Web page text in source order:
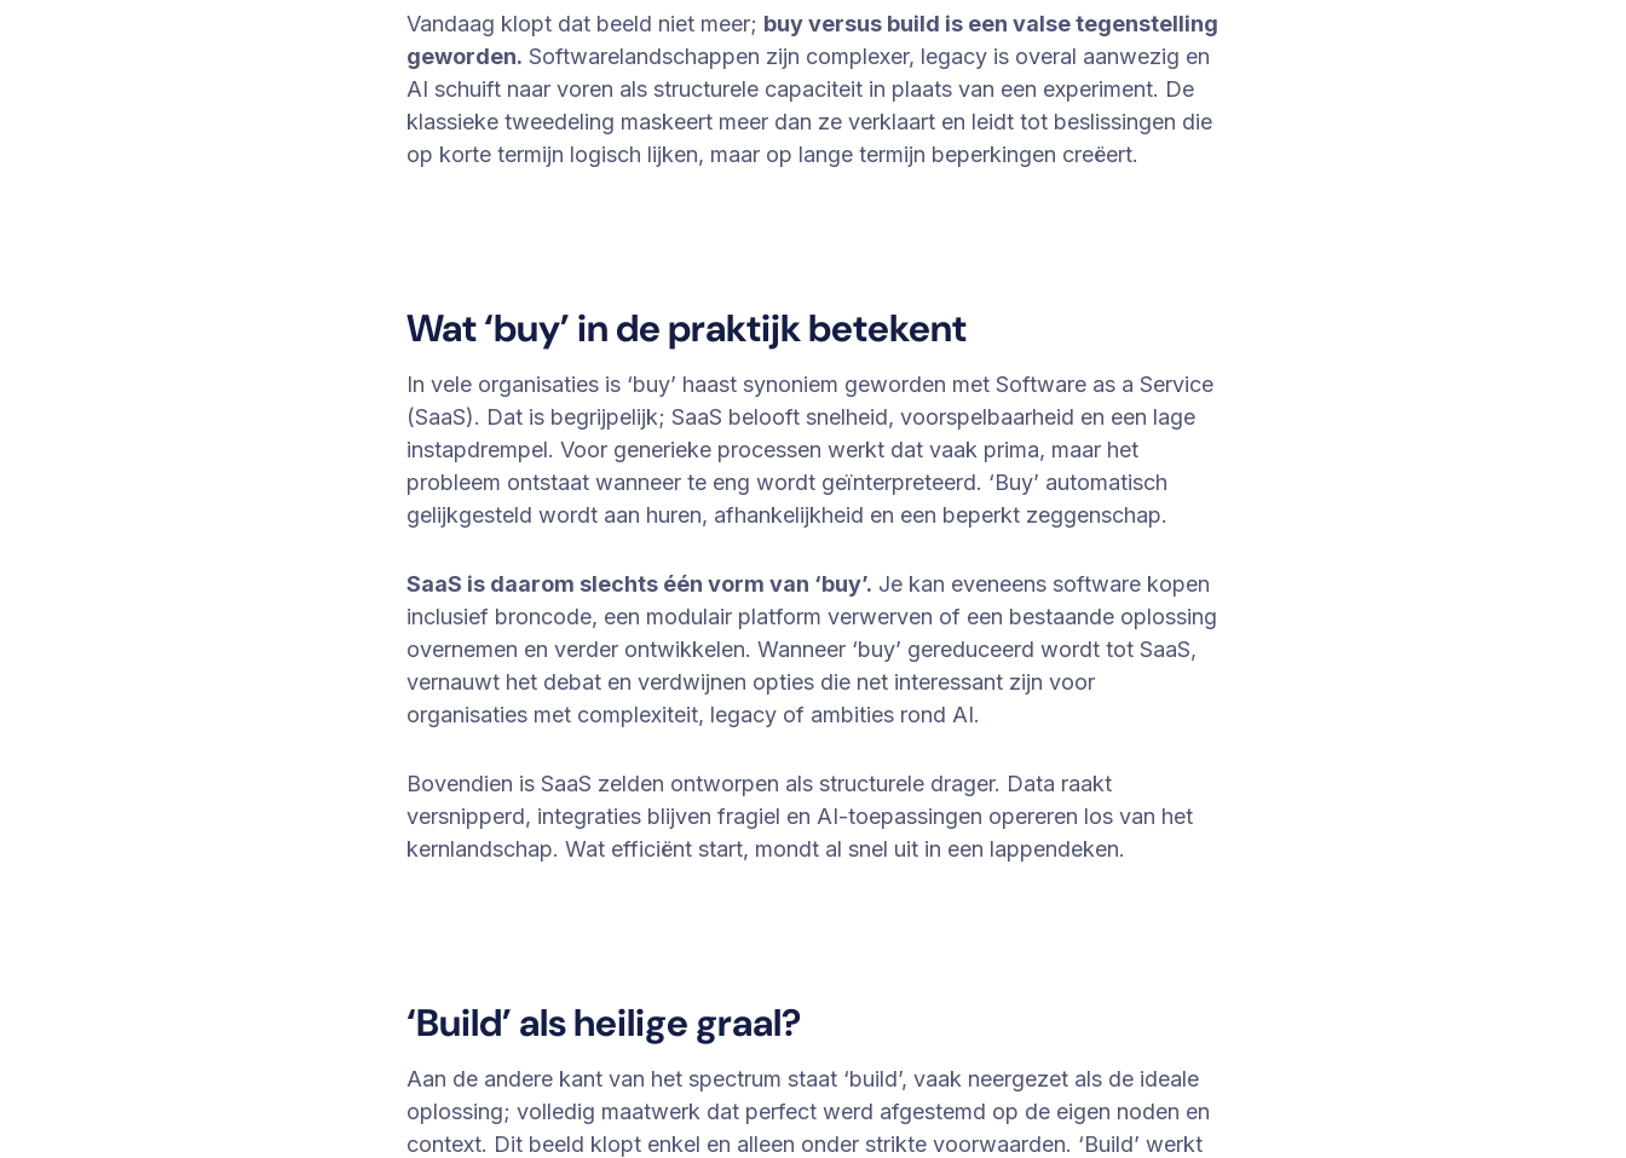
Vandaag klopt dat beeld niet meer; buy versus build is een valse tegenstelling
geworden. Softwarelandschappen zijn complexer, legacy is overal aanwezig en
AI schuift naar voren als structurele capaciteit in plaats van een experiment. De
klassieke tweedeling maskeert meer dan ze verklaart en leidt tot beslissingen die
op korte termijn logisch lijken, maar op lange termijn beperkingen creëert.
Wat ‘buy’ in de praktijk betekent
In vele organisaties is ‘buy’ haast synoniem geworden met Software as a Service
(SaaS). Dat is begrijpelijk; SaaS belooft snelheid, voorspelbaarheid en een lage
instapdrempel. Voor generieke processen werkt dat vaak prima, maar het
probleem ontstaat wanneer te eng wordt geïnterpreteerd. ‘Buy’ automatisch
gelijkgesteld wordt aan huren, afhankelijkheid en een beperkt zeggenschap.
SaaS is daarom slechts één vorm van ‘buy’. Je kan eveneens software kopen
inclusief broncode, een modulair platform verwerven of een bestaande oplossing
overnemen en verder ontwikkelen. Wanneer ‘buy’ gereduceerd wordt tot SaaS,
vernauwt het debat en verdwijnen opties die net interessant zijn voor
organisaties met complexiteit, legacy of ambities rond AI.
Bovendien is SaaS zelden ontworpen als structurele drager. Data raakt
versnipperd, integraties blijven fragiel en AI-toepassingen opereren los van het
kernlandschap. Wat efficiënt start, mondt al snel uit in een lappendeken.
‘Build’ als heilige graal?
Aan de andere kant van het spectrum staat ‘build’, vaak neergezet als de ideale
oplossing; volledig maatwerk dat perfect werd afgestemd op de eigen noden en
context. Dit beeld klopt enkel en alleen onder strikte voorwaarden. ‘Build’ werkt